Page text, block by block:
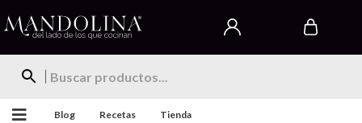
Blog Recetas Tienda